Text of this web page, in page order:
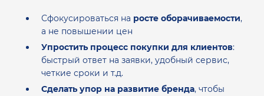
Сфокусироваться на росте оборачиваемости,
а не повышении цен
Упростить процесс покупки для клиентов:
быстрый ответ на заявки, удобный сервис,
четкие сроки и т.д.
Сделать упор на развитие бренда, чтобы